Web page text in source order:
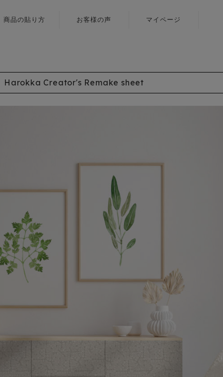
商品の貼り方
ふすま用
リメイクシール
お客様の声 マイページ
Harokka Creator's Remake sheet